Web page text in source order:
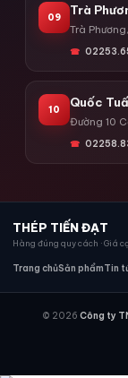
09
Trà
Trà
10
Quốc
Đường 10
THÉP TIẾN ĐẠT
Hàng đúng quy cách · Giá
Trang chủSản phẩmTin
© 2026 Công ty